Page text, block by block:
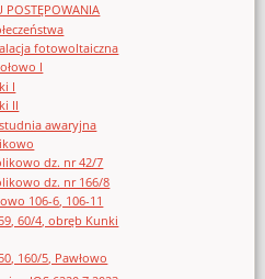
POSTĘPOWANIA
fotowoltaiczna
I
I
II
awaryjna
dz. nr 42/7
dz. nr 166/8
106-6, 106-11
60/4, obręb Kunki
160/5, Pawłowo